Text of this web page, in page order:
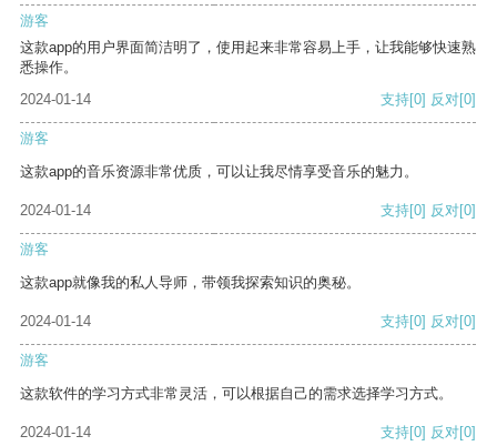
游客
这款app的用户界面简洁明了，使用起来非常容易上手，让我能够快速熟
悉操作。
2024-01-14
支持[0] 反对[0]
游客
这款app的音乐资源非常优质，可以让我尽情享受音乐的魅力。
2024-01-14 支持[0] 反对[0]
游客
这款app就像我的私人导师，带领我探索知识的奥秘。
2024-01-14 支持[0] 反对[0]
游客
这款软件的学习方式非常灵活，可以根据自己的需求选择学习方式。
2024-01-14 支持[0] 反对[0]